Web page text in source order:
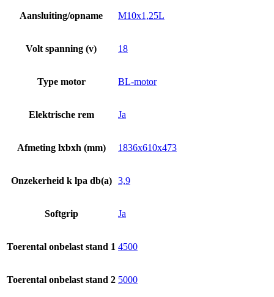
Aansluiting/opname M10x1,25L
Volt spanning (v) 18
Type motor BL-motor
Elektrische rem Ja
Afmeting lxbxh (mm) 1836x610x473
Onzekerheid k lpa db(a) 3,9
Softgrip Ja
Toerental onbelast stand 1 4500
Toerental onbelast stand 2 5000